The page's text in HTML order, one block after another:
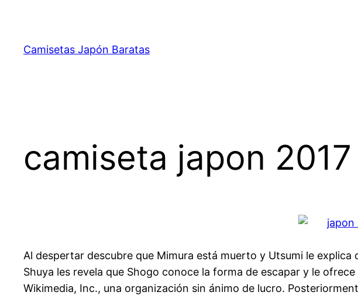
contenido
Camisetas Japón Baratas
camiseta japon 2017
Al despertar descubre que Mimura está muerto y Utsumi le
Shuya les revela que Shogo conoce la forma de escapar y le
Wikimedia, Inc., una organización sin ánimo de lucro.